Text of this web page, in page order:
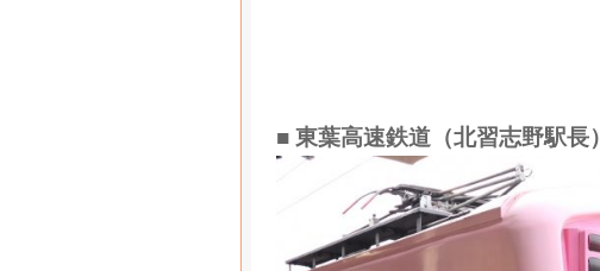
■ 東葉高速鉄道（北習志野駅長